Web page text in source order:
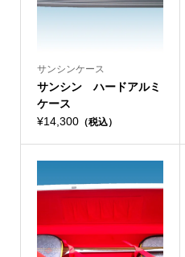
サンシンケース
サンシン ハードアルミ
ケース
¥14,300（税込）